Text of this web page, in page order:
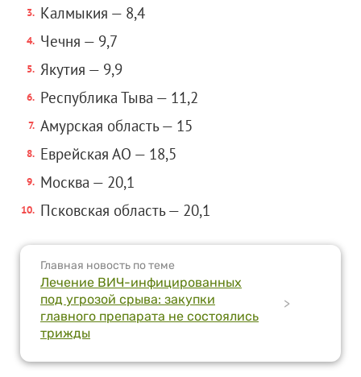
Калмыкия — 8,4
Чечня — 9,7
Якутия — 9,9
Республика Тыва — 11,2
Амурская область — 15
Еврейская АО — 18,5
Москва — 20,1
Псковская область — 20,1
Главная новость по теме
Лечение ВИЧ-инфицированных
под угрозой срыва: закупки
главного препарата не состоялись
трижды
>